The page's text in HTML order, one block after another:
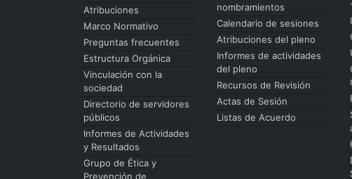
Atribuciones
Marco Normativo
Preguntas frecuentes
Estructura Orgánica
Vinculación con la
sociedad
Directorio de servidores
públicos
Informes de Actividades
y Resultados
Grupo de Ética y
Prevención de
nombramientos
Calendario de sesiones
Atribuciones del pleno
Informes de actividades
del pleno
Recursos de Revisión
Actas de Sesión
Listas de Acuerdo